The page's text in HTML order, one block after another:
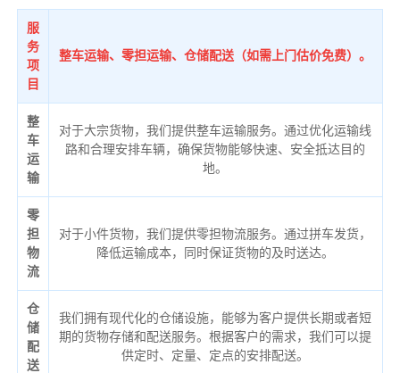
服
务
项
目
整车运输、零担运输、仓储配送（如需上门估价免费）。
整
车
运
输
对于大宗货物，我们提供整车运输服务。通过优化运输线
路和合理安排车辆，确保货物能够快速、安全抵达目的
地。
零
担
物
流
对于小件货物，我们提供零担物流服务。通过拼车发货，
降低运输成本，同时保证货物的及时送达。
仓
储
配
送
我们拥有现代化的仓储设施，能够为客户提供长期或者短
期的货物存储和配送服务。根据客户的需求，我们可以提
供定时、定量、定点的安排配送。